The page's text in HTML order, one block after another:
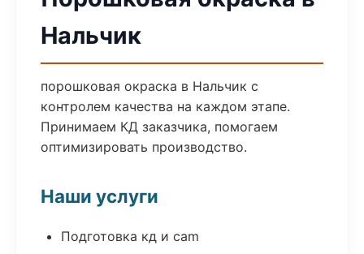
Нальчик
порошковая окраска в Нальчик с
контролем качества на каждом этапе.
Принимаем КД заказчика, помогаем
оптимизировать производство.
Наши услуги
Подготовка кд и cam